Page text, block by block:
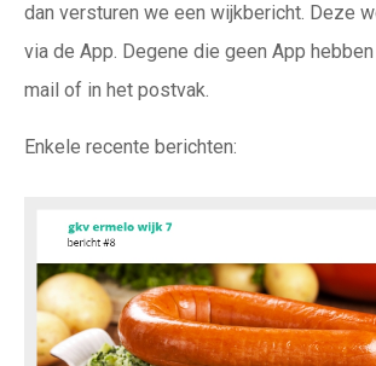
dan versturen we een wijkbericht. Deze
via de App. Degene die geen App
mail of in het postvak.
Enkele recente berichten: